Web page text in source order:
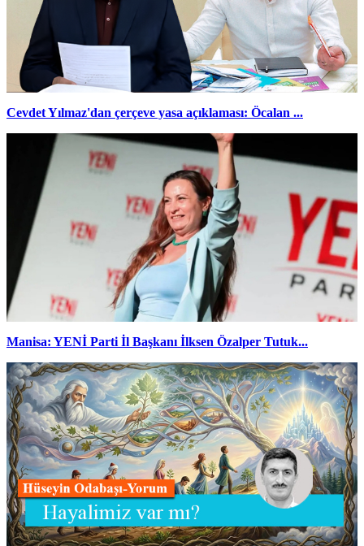
Cevdet Yılmaz'dan çerçeve yasa açıklaması: Öcalan ...
Manisa: YENİ Parti İl Başkanı İlksen Özalper Tutuk...